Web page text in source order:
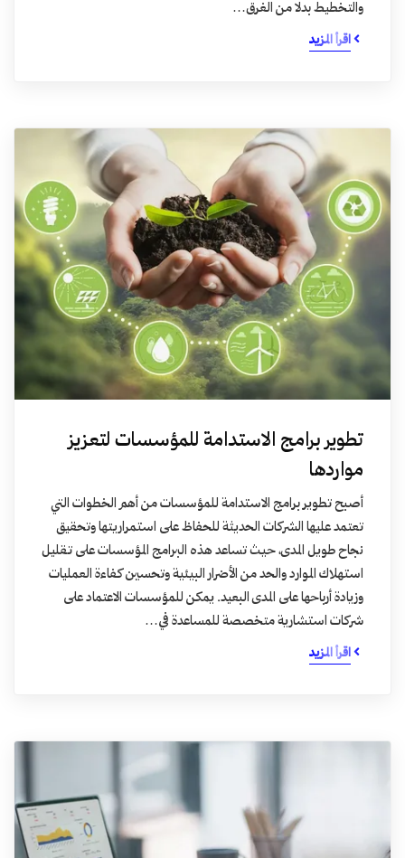
والتخطيط بدلا من الغرق…
اقرأ المزيد
تطوير برامج الاستدامة للمؤسسات لتعزيز
مواردها
أصبح تطوير برامج الاستدامة للمؤسسات من أهم الخطوات التي
تعتمد عليها الشركات الحديثة للحفاظ على استمراريتها وتحقيق
نجاح طويل المدى، حيث تساعد هذه البرامج المؤسسات على تقليل
استهلاك الموارد والحد من الأضرار البيئية وتحسين كفاءة العمليات
وزيادة أرباحها على المدى البعيد. يمكن للمؤسسات الاعتماد على
شركات استشارية متخصصة للمساعدة في…
اقرأ المزيد